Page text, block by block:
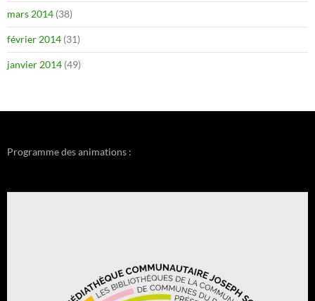
mars 2014 (38)
février 2014 (31)
janvier 2014 (49)
Programme des animations :